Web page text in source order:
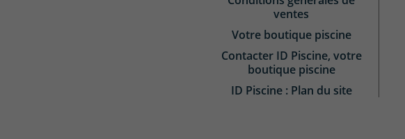
ventes
Votre boutique piscine
Contacter ID Piscine, votre
boutique piscine
ID Piscine : Plan du site